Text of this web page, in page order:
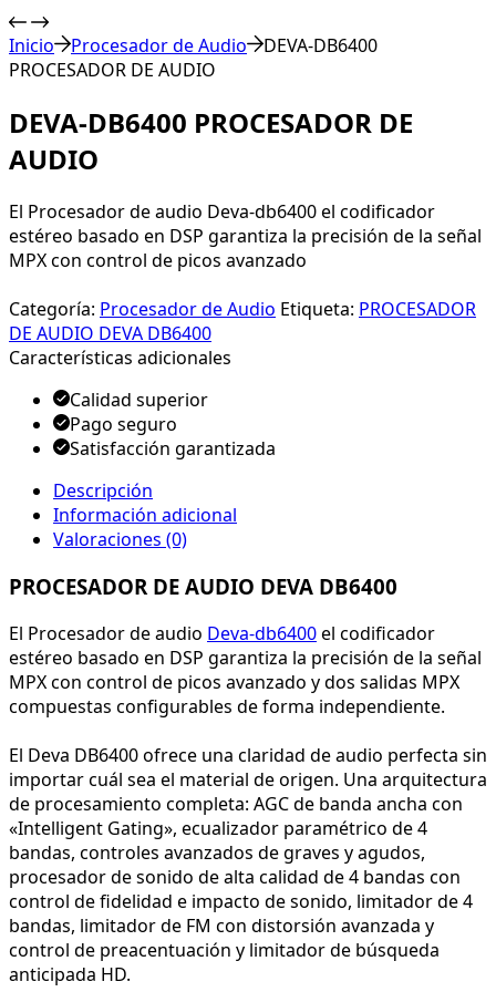
Inicio Procesador de Audio
DEVA-DB6400
PROCESADOR DE AUDIO
DEVA-DB6400 PROCESADOR DE
AUDIO
El Procesador de audio Deva-db6400 el codificador
estéreo basado en DSP garantiza la precisión de la señal
MPX con control de picos avanzado
Categoría: Procesador de Audio Etiqueta: PROCESADOR
DE AUDIO DEVA DB6400
Características adicionales
Calidad superior
Pago seguro
Satisfacción garantizada
Descripción
Información adicional
Valoraciones (0)
PROCESADOR DE AUDIO DEVA DB6400
El Procesador de audio Deva-db6400el codificador
estéreo basado en DSP garantiza la precisión de la señal
MPX con control de picos avanzado y dos salidas MPX
compuestas configurables de forma independiente.
El Deva DB6400 ofrece una claridad de audio perfecta sin
importar cuál sea el material de origen. Una arquitectura
de procesamiento completa: AGC de banda ancha con
«Intelligent Gating», ecualizador paramétrico de 4
bandas, controles avanzados de graves y agudos,
procesador de sonido de alta calidad de 4 bandas con
control de fidelidad e impacto de sonido, limitador de 4
bandas, limitador de FM con distorsión avanzada y
control de preacentuación y limitador de búsqueda
anticipada HD.